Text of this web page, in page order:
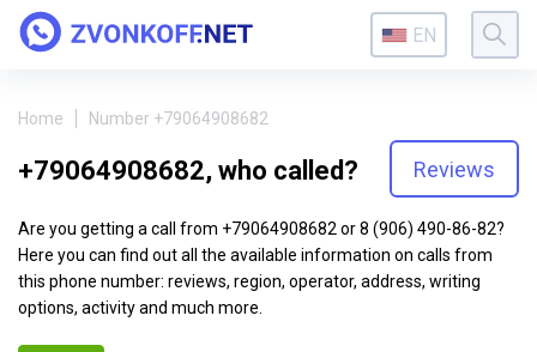
EN
Home Number +79064908682
+79064908682, who called? Reviews
Are you getting a call from +79064908682 or 8 (906) 490-86-82?
Here you can find out all the available information on calls from
this phone number: reviews, region, operator, address, writing
options, activity and much more.